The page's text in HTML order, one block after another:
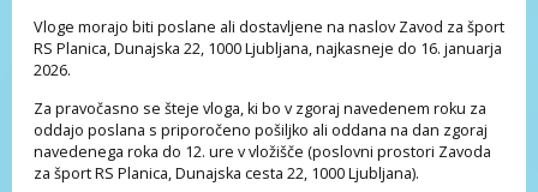
Vloge morajo biti poslane ali dostavljene na naslov Zavod za šport
RS Planica, Dunajska 22, 1000 Ljubljana, najkasneje do 16. januarja
2026.
Za pravočasno se šteje vloga, ki bo v zgoraj navedenem roku za
oddajo poslana s priporočeno pošiljko ali oddana na dan zgoraj
navedenega roka do 12. ure v vložišče (poslovni prostori Zavoda
za šport RS Planica, Dunajska cesta 22, 1000 Ljubljana).